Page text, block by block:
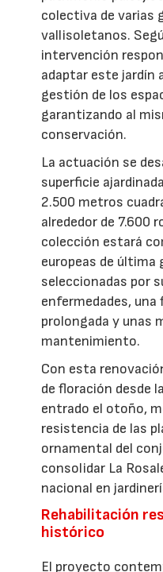
colectiva de varias
vallisoletanos.
intervención
adaptar este jardín
gestión de los
garantizando al
conservación.
La actuación se
superficie
2.500 metros
alrededor de 7.600
colección estará
europeas de última
seleccionadas por
enfermedades, una
prolongada y unas
mantenimiento.
Con esta
de floración desde
entrado el otoño,
resistencia de las
ornamental del
consolidar La
nacional en
Rehabilitación
histórico
El proyecto